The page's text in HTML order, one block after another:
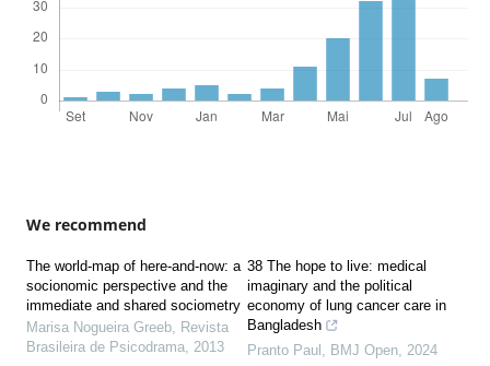
We recommend
The world-map of here-and-now: a
socionomic perspective and the
immediate and shared sociometry
Marisa Nogueira Greeb, Revista
Brasileira de Psicodrama, 2013
38 The hope to live: medical
imaginary and the political
economy of lung cancer care in
Bangladesh
Pranto Paul , BMJ Open, 2024